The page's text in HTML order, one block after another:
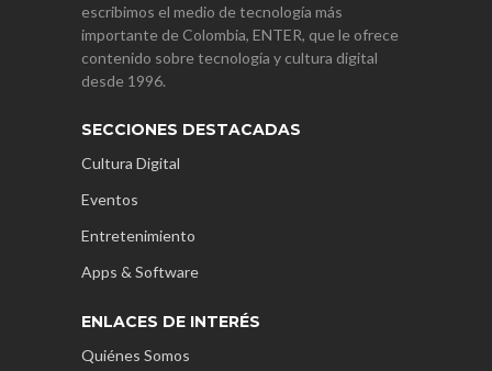
escribimos el medio de tecnología más
importante de Colombia, ENTER, que le ofrece
contenido sobre tecnología y cultura digital
desde 1996.
SECCIONES DESTACADAS
Cultura Digital
Eventos
Entretenimiento
Apps & Software
ENLACES DE INTERÉS
Quiénes Somos